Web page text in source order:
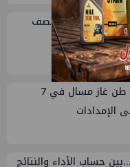
أرباح "دانة غاز" الإماراتية تنمو 46% في النصف
مصر تستورد 7.94 مليون طن غاز مسال في 7
الإمدادات
حساب الأداء والنتائج